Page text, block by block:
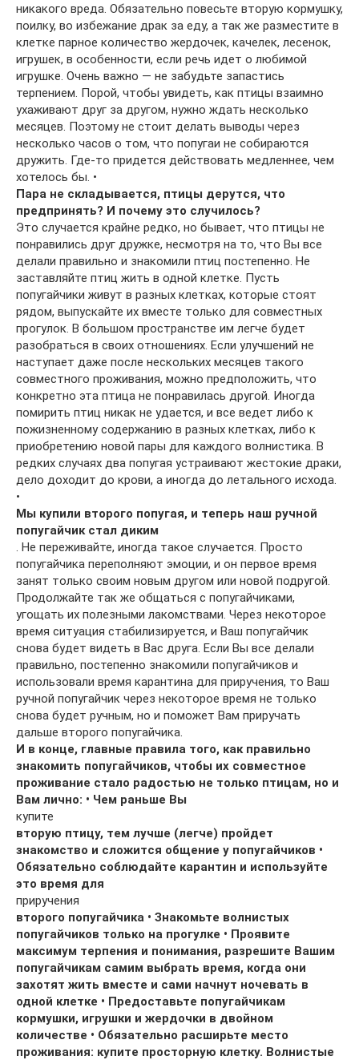
никакого вреда. Обязательно повесьте вторую кормушку,
поилку, во избежание драк за еду, а так же разместите в
клетке парное количество жердочек, качелек, лесенок,
игрушек, в особенности, если речь идет о любимой
игрушке. Очень важно — не забудьте запастись
терпением. Порой, чтобы увидеть, как птицы взаимно
ухаживают друг за другом, нужно ждать несколько
месяцев. Поэтому не стоит делать выводы через
несколько часов о том, что попугаи не собираются
дружить. Где-то придется действовать медленнее, чем
хотелось бы. •
Пара не складывается, птицы дерутся, что
предпринять? И почему это случилось?
Это случается крайне редко, но бывает, что птицы не
понравились друг дружке, несмотря на то, что Вы все
делали правильно и знакомили птиц постепенно. Не
заставляйте птиц жить в одной клетке. Пусть
попугайчики живут в разных клетках, которые стоят
рядом, выпускайте их вместе только для совместных
прогулок. В большом пространстве им легче будет
разобраться в своих отношениях. Если улучшений не
наступает даже после нескольких месяцев такого
совместного проживания, можно предположить, что
конкретно эта птица не понравилась другой. Иногда
помирить птиц никак не удается, и все ведет либо к
пожизненному содержанию в разных клетках, либо к
приобретению новой пары для каждого волнистика. В
редких случаях два попугая устраивают жестокие драки,
дело доходит до крови, а иногда до летального исхода.
•
Мы купили второго попугая, и теперь наш ручной
попугайчик стал диким
. Не переживайте, иногда такое случается. Просто
попугайчика переполняют эмоции, и он первое время
занят только своим новым другом или новой подругой.
Продолжайте так же общаться с попугайчиками,
угощать их полезными лакомствами. Через некоторое
время ситуация стабилизируется, и Ваш попугайчик
снова будет видеть в Вас друга. Если Вы все делали
правильно, постепенно знакомили попугайчиков и
использовали время карантина для приручения, то Ваш
ручной попугайчик через некоторое время не только
снова будет ручным, но и поможет Вам приручать
дальше второго попугайчика.
И в конце, главные правила того, как правильно
знакомить попугайчиков, чтобы их совместное
проживание стало радостью не только птицам, но и
Вам лично: • Чем раньше Вы
купите
вторую птицу, тем лучше (легче) пройдет
знакомство и сложится общение у попугайчиков •
Обязательно соблюдайте карантин и используйте
это время для
приручения
второго попугайчика • Знакомьте волнистых
попугайчиков только на прогулке • Проявите
максимум терпения и понимания, разрешите Вашим
попугайчикам самим выбрать время, когда они
захотят жить вместе и сами начнут ночевать в
одной клетке • Предоставьте попугайчикам
кормушки, игрушки и жердочки в двойном
количестве • Обязательно расширьте место
проживания: купите просторную клетку. Волнистые